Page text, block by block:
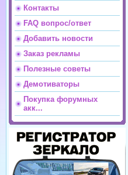
Контакты
FAQ вопрос/ответ
Добавить новости
Заказ рекламы
Полезные советы
Демотиваторы
Покупка форумных
акк...